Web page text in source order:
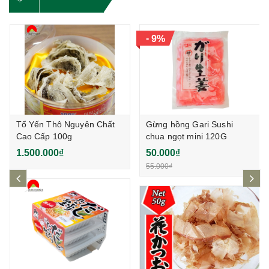
Tổ Yến Thô Nguyên Chất
Cao Cấp 100g
1.500.000₫
- 9%
Gừng hồng Gari Sushi
chua ngọt mini 120G
50.000₫
55.000₫